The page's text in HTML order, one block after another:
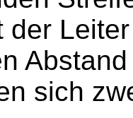
der
sich